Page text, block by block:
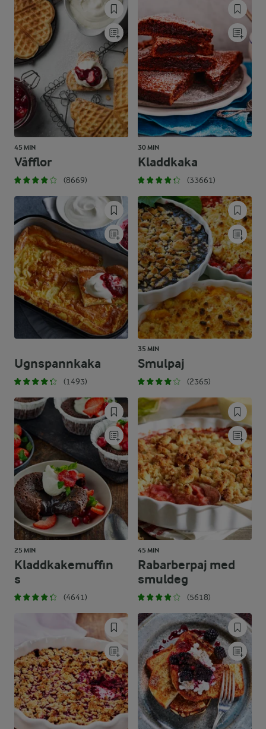
45 MIN
Våfflor
(8669)
30 MIN
Kladdkaka
(33661)
Ugnspannkaka
(1493)
35 MIN
Smulpaj
(2365)
25 MIN
Kladdkakemuffin
s
(4641)
45 MIN
Rabarberpaj med
smuldeg
(5618)